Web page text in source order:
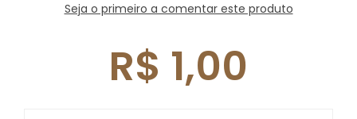
Seja o primeiro a comentar este produto
R$ 1,00